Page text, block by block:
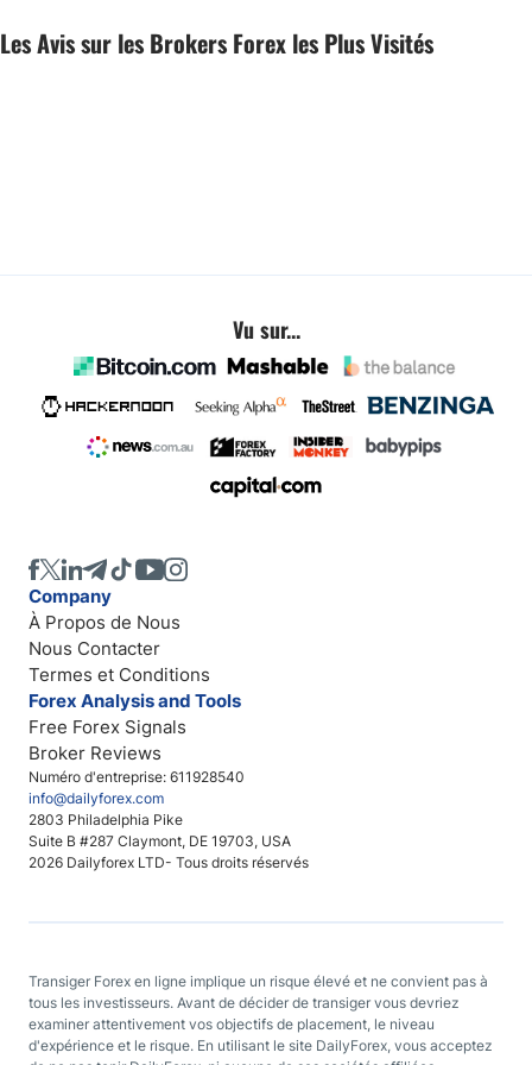
Les Avis sur les Brokers Forex les Plus Visités
Vu sur...
Numéro d'entreprise: 611928540
info@dailyforex.com
2803 Philadelphia Pike
Suite B #287 Claymont, DE 19703, USA
2026 Dailyforex LTD- Tous droits réservés
Company
À Propos de Nous
Nous Contacter
Termes et Conditions
Forex Analysis and Tools
Free Forex Signals
Broker Reviews
Transiger Forex en ligne implique un risque élevé et ne convient pas à
tous les investisseurs. Avant de décider de transiger vous devriez
examiner attentivement vos objectifs de placement, le niveau
d'expérience et le risque. En utilisant le site DailyForex, vous acceptez